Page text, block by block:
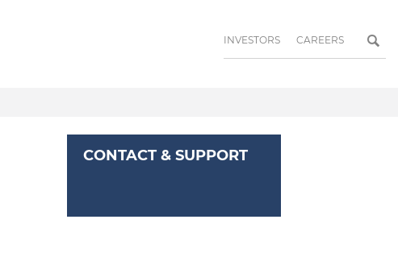
INVESTORS CAREERS
CONTACT & SUPPORT